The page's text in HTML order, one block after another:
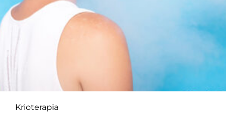
Krioterapia